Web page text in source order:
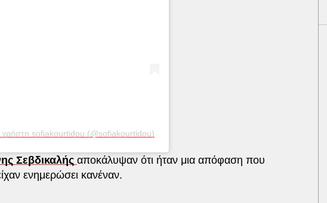
χρήστη sofiakourtidou (@sofiakourtidou)
Σεβδικαλής αποκάλυψαν ότι ήταν μια απόφαση που
ενημερώσει κανέναν.